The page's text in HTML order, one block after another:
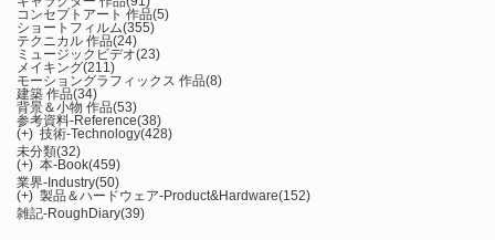
コンセプトアート 作品(5)
ショートフィルム(355)
テクニカル 作品(24)
ミュージックビデオ(23)
メイキング(211)
モーショングラフィックス 作品(8)
建築 作品(34)
背景＆小物 作品(53)
参考資料-Reference(38)
(+) 技術-Technology(428)
未分類(32)
(+) 本-Book(459)
業界-Industry(50)
(+) 製品＆ハードウェア-Product&Hardware(152)
雑記-RoughDiary(39)